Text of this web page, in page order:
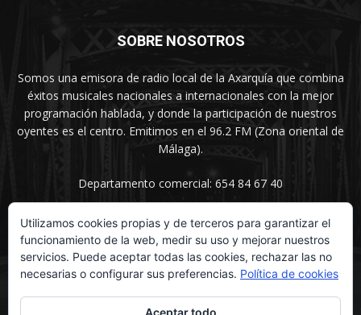
SOBRE NOSOTROS
Somos una emisora de radio local de la Axarquía que combina
éxitos musicales nacionales a internacionales con la mejor
programación hablada, y donde la participación de nuestros
oyentes es el centro. Emitimos en el 96.2 FM (Zona oriental de
Málaga).
Departamento comercial: 654 84 67 40
SÍGUENOS
Utilizamos cookies propias y de terceros para garantizar el
funcionamiento de la web, medir su uso y mejorar nuestros
servicios. Puede aceptar todas las cookies, rechazar las no
necesarias o configurar sus preferencias. Política de cookies
Aceptar todo